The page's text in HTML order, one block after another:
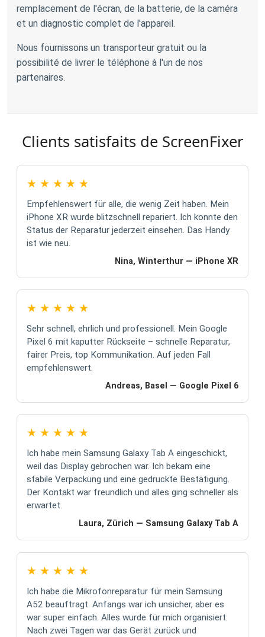
remplacement de l'écran, de la batterie, de la caméra
et un diagnostic complet de l'appareil.
Nous fournissons un transporteur gratuit ou la
possibilité de livrer le téléphone à l'un de nos
partenaires.
Clients satisfaits de ScreenFixer
★ ★ ★ ★ ★
Empfehlenswert für alle, die wenig Zeit haben. Mein
iPhone XR wurde blitzschnell repariert. Ich konnte den
Status der Reparatur jederzeit einsehen. Das Handy
ist wie neu.
Nina, Winterthur — iPhone XR
★ ★ ★ ★ ★
Sehr schnell, ehrlich und professionell. Mein Google
Pixel 6 mit kaputter Rückseite – schnelle Reparatur,
fairer Preis, top Kommunikation. Auf jeden Fall
empfehlenswert.
Andreas, Basel — Google Pixel 6
★ ★ ★ ★ ★
Ich habe mein Samsung Galaxy Tab A eingeschickt,
weil das Display gebrochen war. Ich bekam eine
stabile Verpackung und eine gedruckte Bestätigung.
Der Kontakt war freundlich und alles ging schneller als
erwartet.
Laura, Zürich — Samsung Galaxy Tab A
★ ★ ★ ★ ★
Ich habe die Mikrofonreparatur für mein Samsung
A52 beauftragt. Anfangs war ich unsicher, aber es
war super einfach. Alles wurde für mich organisiert.
Nach zwei Tagen war das Gerät zurück und